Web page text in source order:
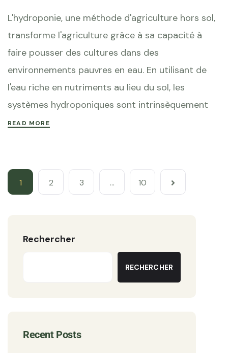
L'hydroponie, une méthode d'agriculture hors sol,
transforme l'agriculture grâce à sa capacité à
faire pousser des cultures dans des
environnements pauvres en eau. En utilisant de
l'eau riche en nutriments au lieu du sol, les
systèmes hydroponiques sont intrinsèquement
READ MORE
1 2 3 … 10
Rechercher
RECHERCHER
Recent Posts